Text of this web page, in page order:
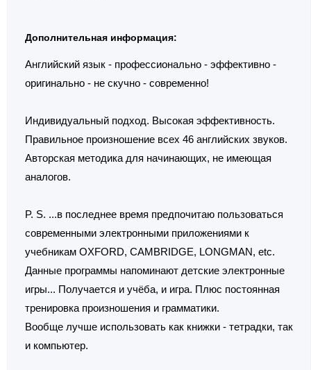
Дополнительная информация:
Английский язык - профессионально - эффективно -
оригинально - не скучно - современно!
Индивидуальный подход. Высокая эффективность.
Правильное произношение всех 46 английских звуков.
Авторская методика для начинающих, не имеющая
аналогов.
P. S. ...в последнее время предпочитаю пользоваться
современными электронными приложениями к
учебникам OXFORD, CAMBRIDGE, LONGMAN, etc.
Данные программы напоминают детские электронные
игры... Получается и учёба, и игра. Плюс постоянная
тренировка произношения и грамматики.
Вообще лучше использовать как книжки - тетрадки, так
и компьютер.